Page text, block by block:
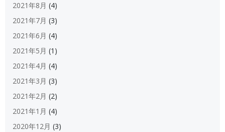
2021年8月 (4)
2021年7月 (3)
2021年6月 (4)
2021年5月 (1)
2021年4月 (4)
2021年3月 (3)
2021年2月 (2)
2021年1月 (4)
2020年12月 (3)